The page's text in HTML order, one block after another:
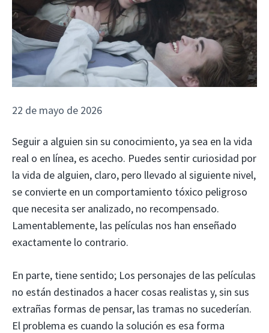
22 de mayo de 2026
Seguir a alguien sin su conocimiento, ya sea en la vida
real o en línea, es acecho. Puedes sentir curiosidad por
la vida de alguien, claro, pero llevado al siguiente nivel,
se convierte en un comportamiento tóxico peligroso
que necesita ser analizado, no recompensado.
Lamentablemente, las películas nos han enseñado
exactamente lo contrario.
En parte, tiene sentido; Los personajes de las películas
no están destinados a hacer cosas realistas y, sin sus
extrañas formas de pensar, las tramas no sucederían.
El problema es cuando la solución es esa forma